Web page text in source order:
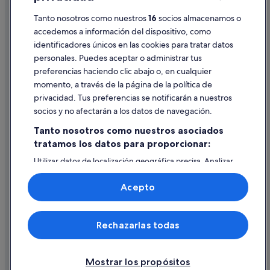
Pautas sobre el contenido y cómo denunciar contenido
Ayuda
Cancelar un vuelo
Cancelar una reserva de hotel o de un alquiler vacacional
Utilizar un cupón de Expedia
Documentos para viajes internacionales
© 2026 Expedia, Inc., una empresa de Expedia Group. Todos los
derechos reservados. Expedia y el logotipo de Expedia son marcas
comerciales o marcas comerciales registradas de Expedia, Inc.
Tanto nosotros como nuestros16 socios almacenamos o
accedemos a información del dispositivo, como
identificadores únicos en las cookies para tratar datos
personales. Puedes aceptar o administrar tus
preferencias haciendo clic abajo o, en cualquier
momento, a través de la página de la política de
privacidad. Tus preferencias se notificarán a nuestros
socios y no afectarán a los datos de navegación.
Tanto nosotros como nuestros asociados
tratamos los datos para proporcionar:
Utilizar datos de localización geográfica precisa. Analizar
activamente las características del dispositivo para su
identificación. Almacenar la información en un dispositivo
y/o acceder a ella. Publicidad y contenido personalizados,
medición de publicidad y contenido, investigación de
audiencia y desarrollo de servicios.
Lista de asociados (proveedores)
Mostrar los propósitos
Rechazarlas todas
Acepto